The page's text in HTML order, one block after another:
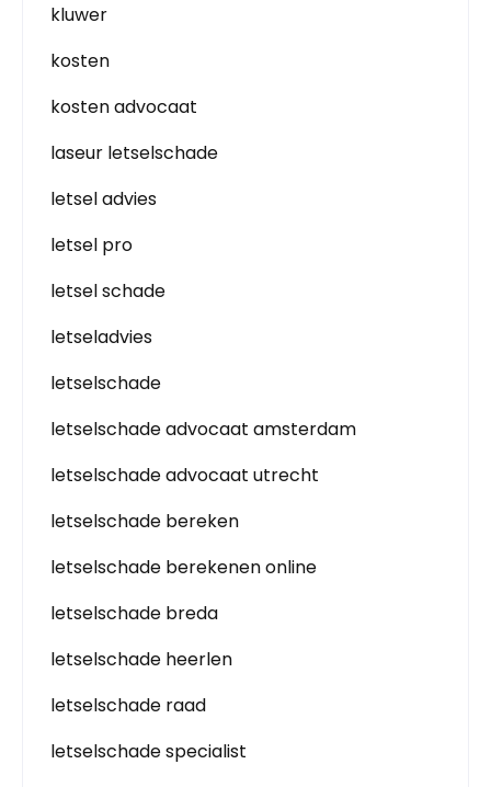
kluwer
kosten
kosten advocaat
laseur letselschade
letsel advies
letsel pro
letsel schade
letseladvies
letselschade
letselschade advocaat amsterdam
letselschade advocaat utrecht
letselschade bereken
letselschade berekenen online
letselschade breda
letselschade heerlen
letselschade raad
letselschade specialist